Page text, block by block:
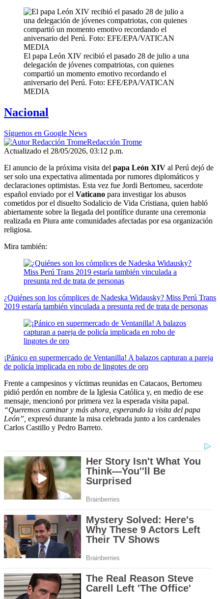
El papa León XIV recibió el pasado 28 de julio a una
delegación de jóvenes compatriotas, con quienes
compartió un momento emotivo recordando el
aniversario del Perú. Foto: EFE/EPA/VATICAN
MEDIA
Nacional
Síguenos en Google News
Redacción Trome
Actualizado el 28/05/2026, 03:12 p.m.
El anuncio de la próxima visita del papa León XIV al Perú dejó de
ser solo una expectativa alimentada por rumores diplomáticos y
declaraciones optimistas. Esta vez fue Jordi Bertomeu, sacerdote
español enviado por el Vaticano para investigar los abusos
cometidos por el disuelto Sodalicio de Vida Cristiana, quien habló
abiertamente sobre la llegada del pontífice durante una ceremonia
realizada en Piura ante comunidades afectadas por esa organización
religiosa.
Mira también:
¿Quiénes son los cómplices de Nadeska Widausky? Miss Perú Trans
2019 estaría también vinculada a presunta red de trata de personas
¡Pánico en supermercado de Ventanilla! A balazos capturan a pareja
de policía implicada en robo de lingotes de oro
Frente a campesinos y víctimas reunidas en Catacaos, Bertomeu
pidió perdón en nombre de la Iglesia Católica y, en medio de ese
mensaje, mencionó por primera vez la esperada visita papal.
“Queremos caminar y más ahora, esperando la visita del papa
León”, expresó durante la misa celebrada junto a los cardenales
Carlos Castillo y Pedro Barreto.